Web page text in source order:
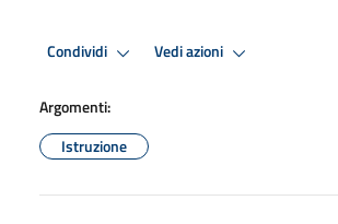
Condividi Vedi azioni
Argomenti:
Istruzione